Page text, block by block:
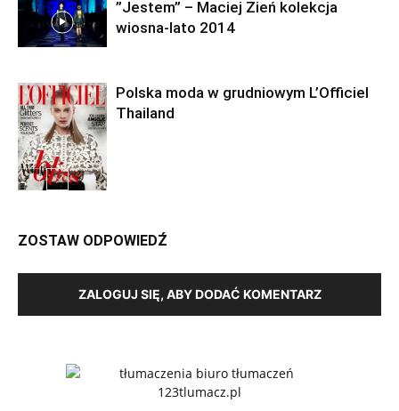
”Jestem” – Maciej Zień kolekcja
wiosna-lato 2014
Polska moda w grudniowym L’Officiel
Thailand
ZOSTAW ODPOWIEDŹ
ZALOGUJ SIĘ, ABY DODAĆ KOMENTARZ